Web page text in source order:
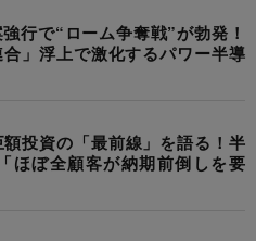
行で“ローム争奪戦”が勃発！
合」浮上で激化するパワー半導
投資の「最前線」を語る！半
ほぼ全顧客が納期前倒しを要